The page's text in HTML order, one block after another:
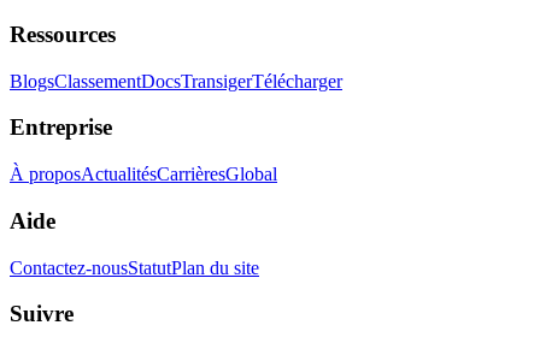
Ressources
BlogsClassementDocsTransigerTélécharger
Entreprise
À proposActualitésCarrièresGlobal
Aide
Contactez-nousStatutPlan du site
Suivre